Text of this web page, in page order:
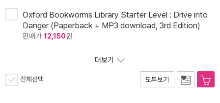
Oxford Bookworms Library Starter Level : Drive into
Danger (Paperback + MP3 download, 3rd Edition)
판매가 12,150원
더보기
전체선택 모두보기